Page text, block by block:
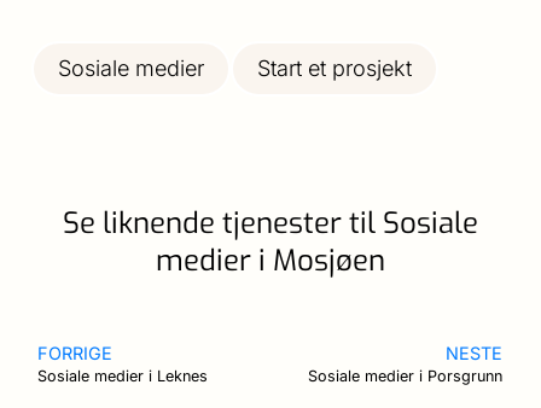
Sosiale medier Start et prosjekt
Se liknende tjenester til Sosiale
medier i Mosjøen
FORRIGE
Sosiale medier i Leknes
NESTE
Sosiale medier i Porsgrunn